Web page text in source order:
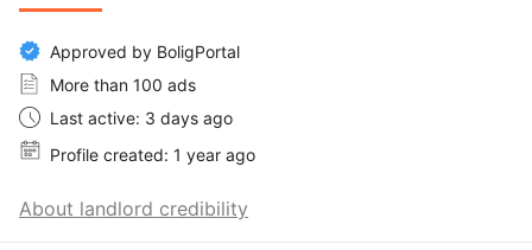
Approved by BoligPortal
More than 100 ads
Last active: 3 days ago
Profile created: 1 year ago
About landlord credibility